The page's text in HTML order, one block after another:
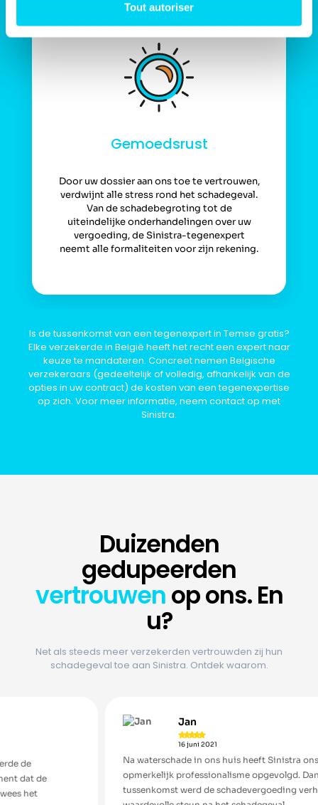
Tout autoriser
Gemoedsrust
Door uw dossier aan ons toe te vertrouwen,
verdwijnt alle stress rond het schadegeval.
Van de schadebegroting tot de
uiteindelijke onderhandelingen over uw
vergoeding, de Sinistra-tegenexpert
neemt alle formaliteiten voor zijn rekening.
Is de tussenkomst van een tegenexpert in Temse gratis?
Elke verzekerde in België heeft het recht een expert naar
keuze te mandateren. Concreet nemen Belgische
verzekeraars (gedeeltelijk of volledig, afhankelijk van de
opties in uw contract) de kosten van een tegenexpertise
op zich. Voor meer informatie, neem contact op met
Sinistra.
Duizenden
gedupeerden
vertrouwenop ons. En
u?
Net als steeds meer verzekerden vertrouwden zij hun
schadegeval toe aan Sinistra. Ontdek waarom.
Jan
Na waterschade in ons huis heeft Sinistra ons dossier met
opmerkelijk professionalisme opgevolgd. Dankzij hun
tussenkomst werd de schadevergoeding verhoogd. Een